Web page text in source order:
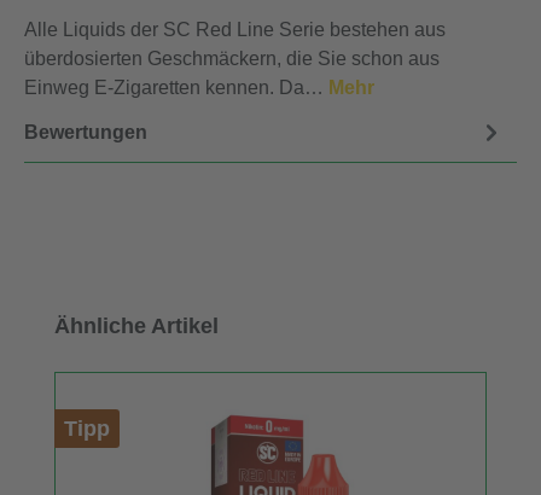
Alle Liquids der SC Red Line Serie bestehen aus
überdosierten Geschmäckern, die Sie schon aus
Einweg E-Zigaretten kennen. Da… Mehr
Bewertungen
Produktgalerie überspringen
Ähnliche Artikel
Tipp